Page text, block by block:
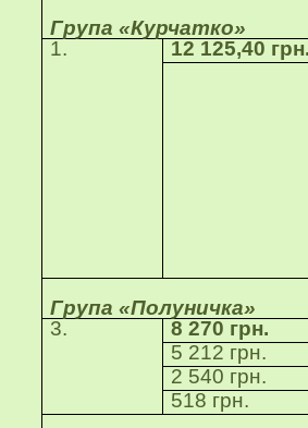
Група «Курчатко»
1.
12 125,40
Група «Полуничка»
3.
8 270 грн.
5 212 грн.
2 540 грн.
518 грн.